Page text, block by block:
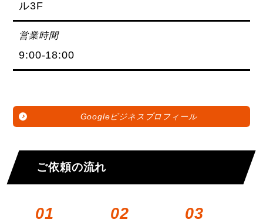
ル3F
営業時間
9:00-18:00
Googleビジネスプロフィール
ご依頼の流れ
01 02 03